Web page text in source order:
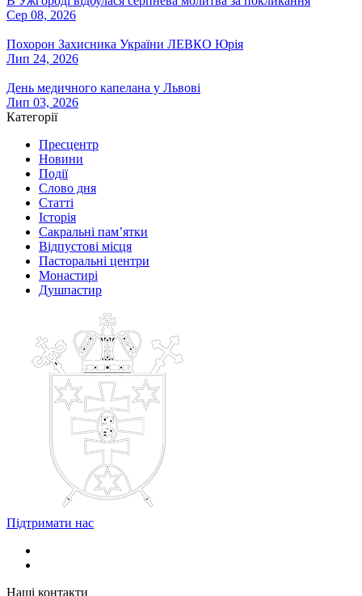
Сер 08, 2026
Похорон Захисника України ЛЕВКО Юрія
Лип 24, 2026
День медичного капелана у Львові
Лип 03, 2026
Категорії
Пресцентр
Новини
Події
Слово дня
Статті
Історія
Сакральні пам’ятки
Відпустові місця
Пасторальні центри
Монастирі
Душпастир
Підтримати нас
Наші контакти